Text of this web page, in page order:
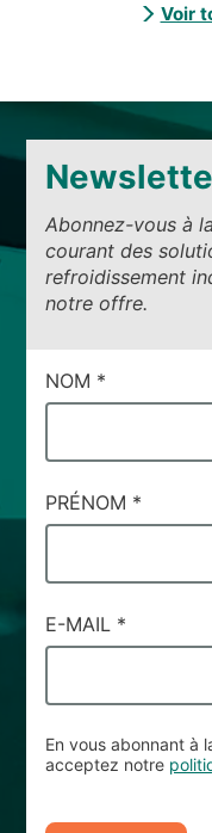
Voir
Abonnez-vous à
courant des
refroidissement
notre offre.
CAMPI
DI
NOM *
PRÉNOM *
E-MAIL *
En vous abonnant à
acceptez notre